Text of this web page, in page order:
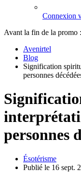
Connexion
Avant la fin de la promo :
Avenirtel
Blog
Signification
personnes
personnes
Ésotérisme
Publié le 16 sept.